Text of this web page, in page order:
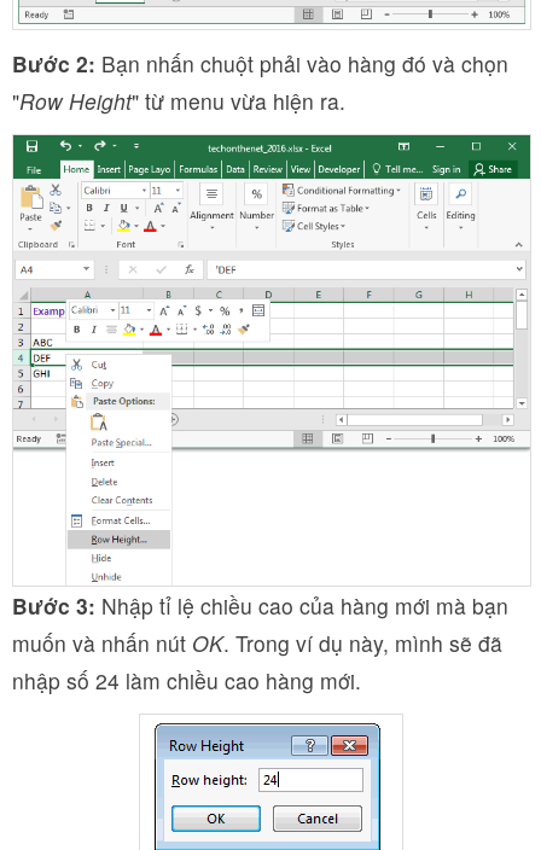
Bước 2: Bạn nhấn chuột phải vào hàng đó và chọn
"Row Height" từ menu vừa hiện ra.
Bước 3: Nhập tỉ lệ chiều cao của hàng mới mà bạn
muốn và nhấn nút OK. Trong ví dụ này, mình sẽ đã
nhập số 24 làm chiều cao hàng mới.